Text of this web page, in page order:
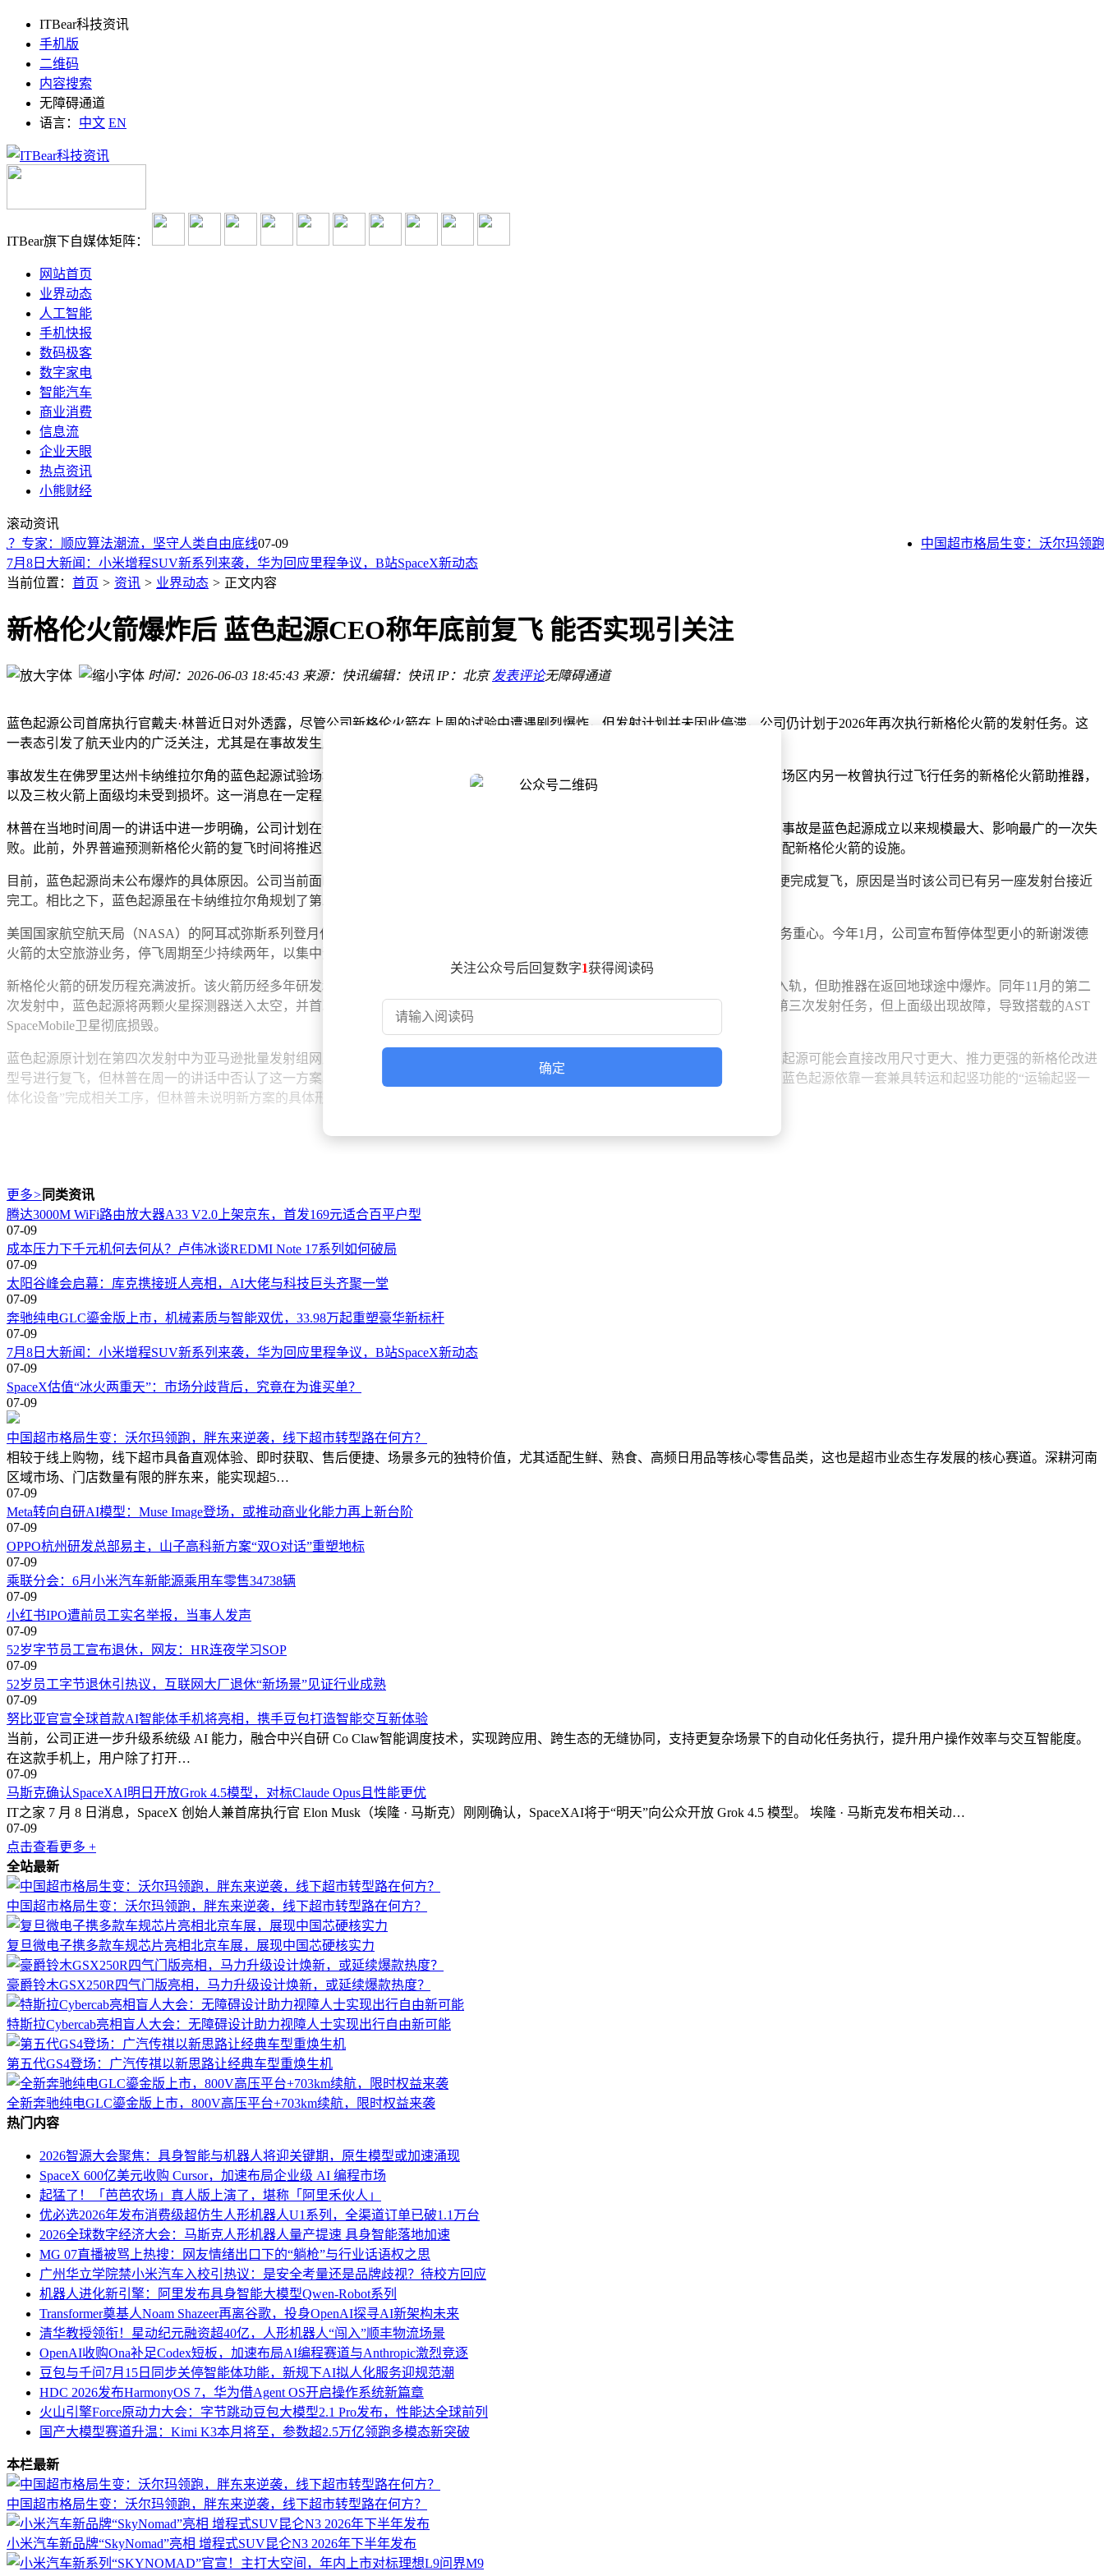
ITBear科技资讯
手机版
二维码
内容搜索
无障碍通道
语言： 中文 EN
ITBear旗下自媒体矩阵：
网站首页
业界动态
人工智能
手机快报
数码极客
数字家电
智能汽车
商业消费
信息流
企业天眼
热点资讯
小熊财经
滚动资讯
家：顺应算法潮流，坚守人类自由底线07-09 中国超市格局生变：沃尔玛领跑
太阳谷峰会启幕：库克携接班人亮相，AI大佬与科技巨头齐聚一堂
奔驰纯电GLC鎏金版上市，机械素质与智能双优，33.98万起重塑豪华新标杆
7月8日大新闻：小米增程SUV新系列来袭，华为回应里程争议，B站SpaceX新动态
SpaceX估值“冰火两重天”：市场分歧背后，究竟在为谁买单？
Meta转向自研AI模型：Muse Image登场，或推动商业化能力再上新台阶
OPPO杭州研发总部易主，山子高科新方案“双O对话”重塑地标
乘联分会：6月小米汽车新能源乘用车零售34738辆
小红书IPO遭前员工实名举报，当事人发声
太阳谷峰会启幕：库克携接班人亮相，AI大佬与科技巨头齐聚一堂
当前位置： 首页 > 资讯 > 业界动态 > 正文内容
新格伦火箭爆炸后 蓝色起源CEO称年底前复飞 能否实现引关注
时间：2026-06-03 18:45:43 来源：快讯编辑：快讯 IP：北京 发表评论无障碍通道
蓝色起源公司首席执行官戴夫·林普近日对外透露，尽管公司新格伦火箭在上周的试验中遭遇剧烈爆炸，但发射计划并未因此停滞，公司仍计划于2026年再次执行新格伦火箭的发射任务。这
一表态引发了航天业内的广泛关注，尤其是在事故发生后，外界普遍对蓝色起源的复飞时间表持悲观态度。
事故发生在佛罗里达州卡纳维拉尔角的蓝色起源试验场地。林普表示，爆炸发生后，发射台的大部分基础设施受损情况好于预期。发射场区内另一枚曾执行过飞行任务的新格伦火箭助推器，
以及三枚火箭上面级均未受到损坏。这一消息在一定程度上缓解了外界对蓝色起源发射能力的担忧。
林普在当地时间周一的讲话中进一步明确，公司计划在今年年底前再次执行发射任务。这一时间表被业内人士认为相当激进，因为此次事故是蓝色起源成立以来规模最大、影响最广的一次失
败。此前，外界普遍预测新格伦火箭的复飞时间将推迟至2027年，主要原因是发射台损毁严重，而该发射台是蓝色起源目前唯一一座适配新格伦火箭的设施。
目前，蓝色起源尚未公布爆炸的具体原因。公司当前面临特殊的战略挑战：2016年，SpaceX的猎鹰9号火箭在发射台爆炸后，仅用数月便完成复飞，原因是当时该公司已有另一座发射台接近
完工。相比之下，蓝色起源虽在卡纳维拉尔角规划了第二座发射台，但该项目仍处于初期建设阶段，短期内难以投入使用。
美国国家航空航天局（NASA）的阿耳忒弥斯系列登月任务高度依赖蓝色起源的新格伦火箭。为配合这一项目，蓝色起源已全面调整业务重心。今年1月，公司宣布暂停体型更小的新谢泼德
火箭的太空旅游业务，停飞周期至少持续两年，以集中资源支持登月计划。
新格伦火箭的研发历程充满波折。该火箭历经多年研发和多次延期后，于2025年1月完成首飞。首射表现亮眼，上面级首次尝试便成功入轨，但助推器在返回地球途中爆炸。同年11月的第二
次发射中，蓝色起源将两颗火星探测器送入太空，并首次实现助推器在海上无人回收船着陆。今年4月，这枚回收后的助推器再次用于第三次发射任务，但上面级出现故障，导致搭载的AST
SpaceMobile卫星彻底损毁。
蓝色起源原计划在第四次发射中为亚马逊批量发射组网卫星。爆炸发生时，卫星尚未吊装上箭，因此未受影响。此前有业内猜测，蓝色起源可能会直接改用尺寸更大、推力更强的新格伦改进
型号进行复飞，但林普在周一的讲话中否认了这一方案。不过，他透露公司将优化火箭转运至发射台以及起竖上架的作业方式。此前，蓝色起源依靠一套兼具转运和起竖功能的“运输起竖一
体化设备”完成相关工序，但林普未说明新方案的具体形式。
关注公众号后回复数字1获得阅读码
确定
更多> 同类资讯
腾达3000M WiFi路由放大器A33 V2.0上架京东，首发169元适合百平户型
07-09
成本压力下千元机何去何从？卢伟冰谈REDMI Note 17系列如何破局
07-09
太阳谷峰会启幕：库克携接班人亮相，AI大佬与科技巨头齐聚一堂
07-09
奔驰纯电GLC鎏金版上市，机械素质与智能双优，33.98万起重塑豪华新标杆
07-09
7月8日大新闻：小米增程SUV新系列来袭，华为回应里程争议，B站SpaceX新动态
07-09
SpaceX估值“冰火两重天”：市场分歧背后，究竟在为谁买单？
07-09
中国超市格局生变：沃尔玛领跑，胖东来逆袭，线下超市转型路在何方？
相较于线上购物，线下超市具备直观体验、即时获取、售后便捷、场景多元的独特价值，尤其适配生鲜、熟食、高频日用品等核心零售品类，这也是超市业态生存发展的核心赛道。深耕河南
区域市场、门店数量有限的胖东来，能实现超5…
07-09
Meta转向自研AI模型：Muse Image登场，或推动商业化能力再上新台阶
07-09
OPPO杭州研发总部易主，山子高科新方案“双O对话”重塑地标
07-09
乘联分会：6月小米汽车新能源乘用车零售34738辆
07-09
小红书IPO遭前员工实名举报，当事人发声
07-09
52岁字节员工宣布退休，网友：HR连夜学习SOP
07-09
52岁员工字节退休引热议，互联网大厂退休“新场景”见证行业成熟
07-09
努比亚官宣全球首款AI智能体手机将亮相，携手豆包打造智能交互新体验
当前，公司正进一步升级系统级 AI 能力，融合中兴自研 Co Claw智能调度技术，实现跨应用、跨生态的无缝协同，支持更复杂场景下的自动化任务执行，提升用户操作效率与交互智能度。
在这款手机上，用户除了打开…
07-09
马斯克确认SpaceXAI明日开放Grok 4.5模型，对标Claude Opus且性能更优
IT之家 7 月 8 日消息，SpaceX 创始人兼首席执行官 Elon Musk（埃隆 · 马斯克）刚刚确认，SpaceXAI将于“明天”向公众开放 Grok 4.5 模型。 埃隆 · 马斯克发布相关动…
07-09
点击查看更多 +
全站最新
中国超市格局生变：沃尔玛领跑，胖东来逆袭，线下超市转型路在何方？
复旦微电子携多款车规芯片亮相北京车展，展现中国芯硬核实力
豪爵铃木GSX250R四气门版亮相，马力升级设计焕新，或延续爆款热度？
特斯拉Cybercab亮相盲人大会：无障碍设计助力视障人士实现出行自由新可能
第五代GS4登场：广汽传祺以新思路让经典车型重焕生机
全新奔驰纯电GLC鎏金版上市，800V高压平台+703km续航，限时权益来袭
热门内容
2026智源大会聚焦：具身智能与机器人将迎关键期，原生模型或加速涌现
SpaceX 600亿美元收购 Cursor，加速布局企业级 AI 编程市场
起猛了！「芭芭农场」真人版上演了，堪称「阿里禾伙人」
优必选2026年发布消费级超仿生人形机器人U1系列，全渠道订单已破1.1万台
2026全球数字经济大会：马斯克人形机器人量产提速 具身智能落地加速
MG 07直播被骂上热搜：网友情绪出口下的“躺枪”与行业话语权之思
广州华立学院禁小米汽车入校引热议：是安全考量还是品牌歧视？待校方回应
机器人进化新引擎：阿里发布具身智能大模型Qwen-Robot系列
Transformer奠基人Noam Shazeer再离谷歌，投身OpenAI探寻AI新架构未来
清华教授领衔！星动纪元融资超40亿，人形机器人“闯入”顺丰物流场景
OpenAI收购Ona补足Codex短板，加速布局AI编程赛道与Anthropic激烈竞逐
豆包与千问7月15日同步关停智能体功能，新规下AI拟人化服务迎规范潮
HDC 2026发布HarmonyOS 7，华为借Agent OS开启操作系统新篇章
火山引擎Force原动力大会：字节跳动豆包大模型2.1 Pro发布，性能达全球前列
国产大模型赛道升温：Kimi K3本月将至，参数超2.5万亿领跑多模态新突破
本栏最新
中国超市格局生变：沃尔玛领跑，胖东来逆袭，线下超市转型路在何方？
小米汽车新品牌“SkyNomad”亮相 增程式SUV昆仑N3 2026年下半年发布